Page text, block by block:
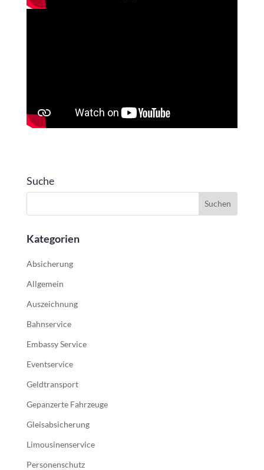
Suche
Kategorien
Absicherung
Allgemein
Auszeichnung
Bahnservice
Embassy Service
Eventservice
Geldtransport
Gepanzerte Fahrzeuge
Gleisabsicherung
Limousinenservice
Personenschutz